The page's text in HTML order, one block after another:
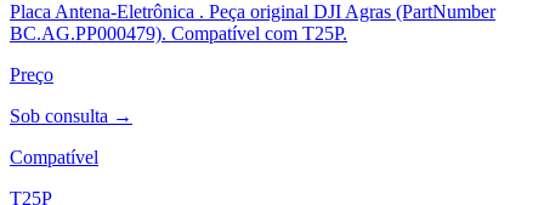
Placa Antena-Eletrônica . Peça original DJI Agras (PartNumber
BC.AG.PP000479). Compatível com T25P.
Preço
Sob consulta →
Compatível
T25P